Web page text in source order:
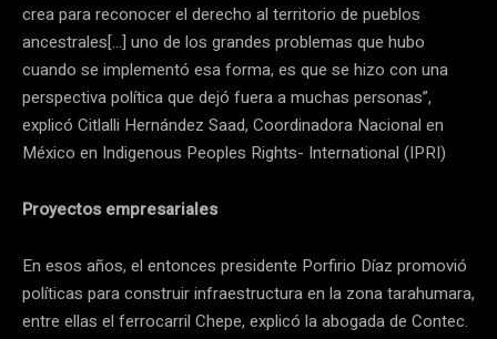
crea para reconocer el derecho al territorio de pueblos
ancestrales[…] uno de los grandes problemas que hubo
cuando se implementó esa forma, es que se hizo con una
perspectiva política que dejó fuera a muchas personas”,
explicó Citlalli Hernández Saad, Coordinadora Nacional en
México en Indigenous Peoples Rights- International (IPRI)
Proyectos empresariales
En esos años, el entonces presidente Porfirio Díaz promovió
políticas para construir infraestructura en la zona tarahumara,
entre ellas el ferrocarril Chepe, explicó la abogada de Contec.